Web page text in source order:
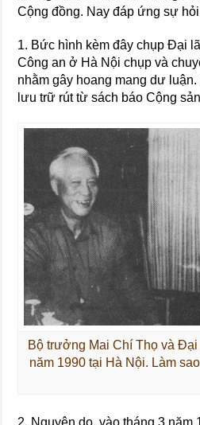
Cộng đồng. Nay đáp ứng sự
1. Bức hình kèm đây chụp Đại
Công an ở Hà Nội chụp và
nhằm gây hoang mang dư
lưu trữ rút từ sách báo Cộng
Bộ trưởng Mai Chí Thọ và
năm 1990 tại Hà Nội. Làm
2. Nguyên do, vào tháng 3